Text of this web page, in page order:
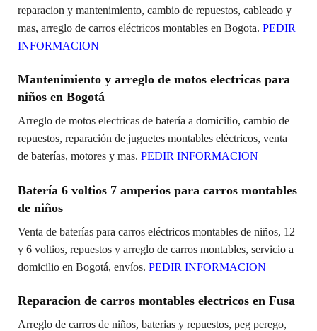
reparacion y mantenimiento, cambio de repuestos, cableado y
mas, arreglo de carros eléctricos montables en Bogota. PEDIR
INFORMACION
Mantenimiento y arreglo de motos electricas para
niños en Bogotá
Arreglo de motos electricas de batería a domicilio, cambio de
repuestos, reparación de juguetes montables eléctricos, venta
de baterías, motores y mas. PEDIR INFORMACION
Batería 6 voltios 7 amperios para carros montables
de niños
Venta de baterías para carros eléctricos montables de niños, 12
y 6 voltios, repuestos y arreglo de carros montables, servicio a
domicilio en Bogotá, envíos. PEDIR INFORMACION
Reparacion de carros montables electricos en Fusa
Arreglo de carros de niños, baterias y repuestos, peg perego,